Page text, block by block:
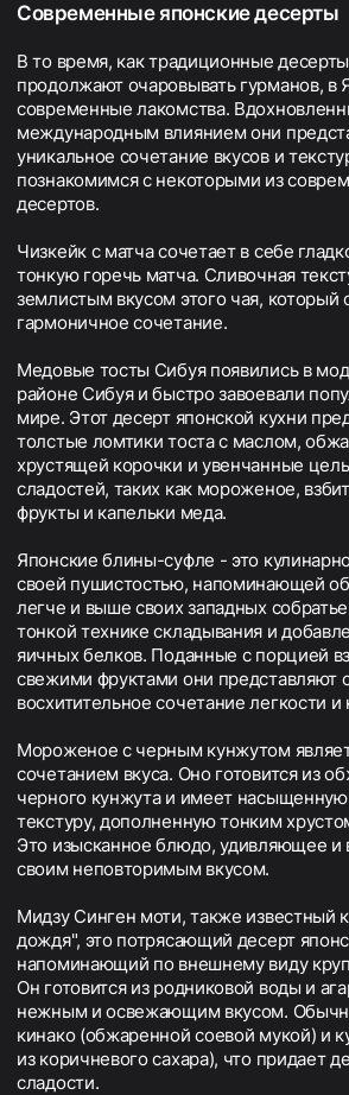
Современные японские десерты
В то время, как традиционные
продолжают очаровывать гурманов, в
современные лакомства.
международным влиянием они
уникальное сочетание вкусов и
познакомимся с некоторыми из
десертов.
Чизкейк с матча сочетает в себе
тонкую горечь матча. Сливочная
землистым вкусом этого чая, который
гармоничное сочетание.
Медовые тосты Сибуя появились в
районе Сибуя и быстро завоевали
мире. Этот десерт японской кухни
толстые ломтики тоста с маслом,
хрустящей корочки и увенчанные
сладостей, таких как мороженое,
фрукты и капельки меда.
Японские блины-суфле - это
своей пушистостью, напоминающей
легче и выше своих западных
тонкой технике складывания и
яичных белков. Поданные с порцией
свежими фруктами они представляют
восхитительное сочетание легкости
Мороженое с черным кунжутом
сочетанием вкуса. Оно готовится из
черного кунжута и имеет
текстуру, дополненную тонким
Это изысканное блюдо, удивляющее
своим неповторимым вкусом.
Мидзу Синген моти, также известный
дождя", это потрясающий десерт
напоминающий по внешнему виду
Он готовится из родниковой воды и
нежным и освежающим вкусом.
кинако (обжаренной соевой мукой) и
из коричневого сахара), что придает
сладости.